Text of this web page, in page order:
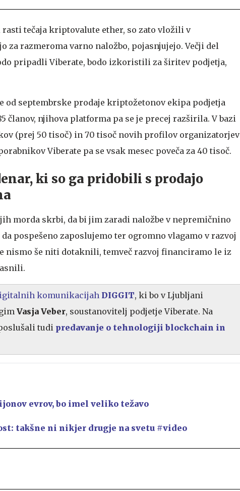
tečaja kriptovalute ether, so zato vložili v
za razmeroma varno naložbo, pojasnjujejo. Večji del
pripadli Viberate, bodo izkoristili za širitev podjetja,
od septembrske prodaje kriptožetonov ekipa podjetja
članov, njihova platforma pa se je precej razširila. V bazi
(prej 50 tisoč) in 70 tisoč novih profilov organizatorjev
Viberate pa se vsak mesec poveča za 40 tisoč.
ki so ga pridobili s prodajo
morda skrbi, da bi jim zaradi naložbe v nepremičnino
pospešeno zaposlujemo ter ogromno vlagamo v razvoj
nismo še niti dotaknili, temveč razvoj financiramo le iz
komunikacijah DIGGIT, ki bo v Ljubljani
Vasja Veber, soustanovitelj podjetje Viberate. Na
tudi predavanje o tehnologiji blockchain in
evrov, bo imel veliko težavo
takšne ni nikjer drugje na svetu #video